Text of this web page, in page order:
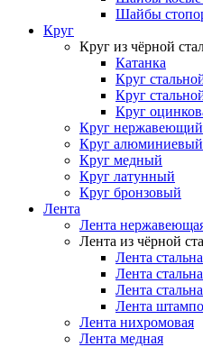
Шайбы
Круг
Круг из чёрной
Катанка
Круг
Круг
Круг
Круг нержавеющий
Круг алюминиевый
Круг медный
Круг латунный
Круг бронзовый
Лента
Лента
Лента из чёрной
Лента
Лента
Лента
Лента
Лента нихромовая
Лента медная